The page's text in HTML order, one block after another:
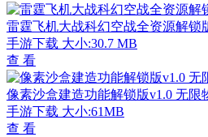
雷霆飞机大战科幻空战全资源解锁
手游下载 大小:30.7 MB
查 看
像素沙盒建造功能解锁版v1.0 无限
手游下载 大小:61MB
查 看